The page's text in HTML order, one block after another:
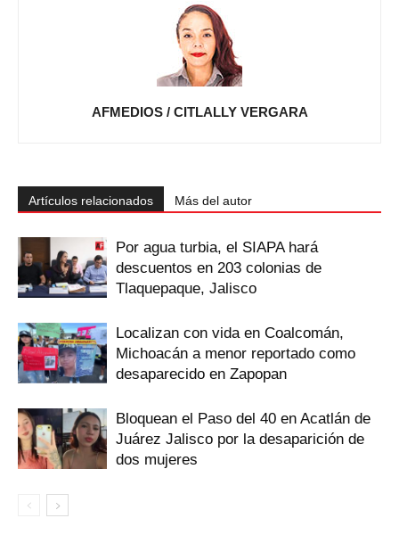
AFMEDIOS / CITLALLY VERGARA
Artículos relacionados Más del autor
Por agua turbia, el SIAPA hará
descuentos en 203 colonias de
Tlaquepaque, Jalisco
Localizan con vida en Coalcomán,
Michoacán a menor reportado como
desaparecido en Zapopan
Bloquean el Paso del 40 en Acatlán de
Juárez Jalisco por la desaparición de
dos mujeres